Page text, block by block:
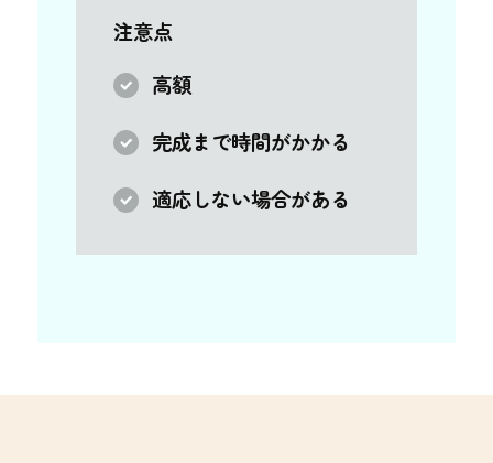
注意点
高額
完成まで時間がかかる
適応しない場合がある